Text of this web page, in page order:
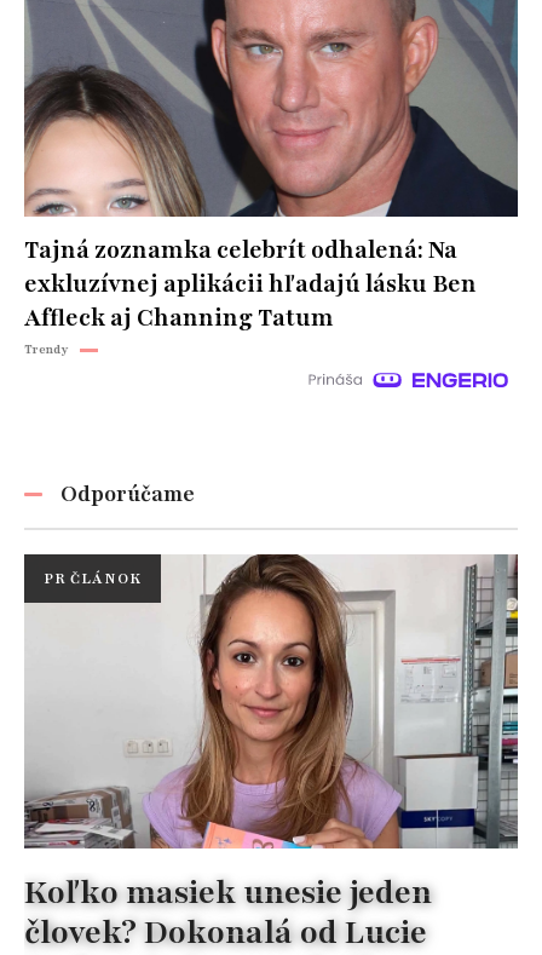
Tajná zoznamka celebrít odhalená: Na
exkluzívnej aplikácii hľadajú lásku Ben
Affleck aj Channing Tatum
Trendy
Odporúčame
PR ČLÁNOK
Koľko masiek unesie jeden
človek? Dokonalá od Lucie